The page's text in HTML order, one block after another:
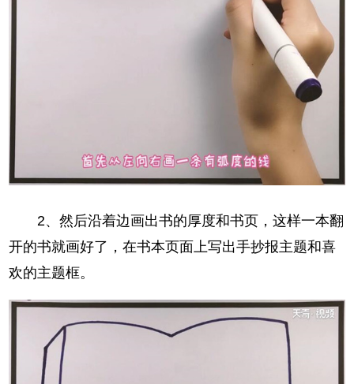
2、然后沿着边画出书的厚度和书页，这样一本翻
开的书就画好了，在书本页面上写出手抄报主题和喜
欢的主题框。